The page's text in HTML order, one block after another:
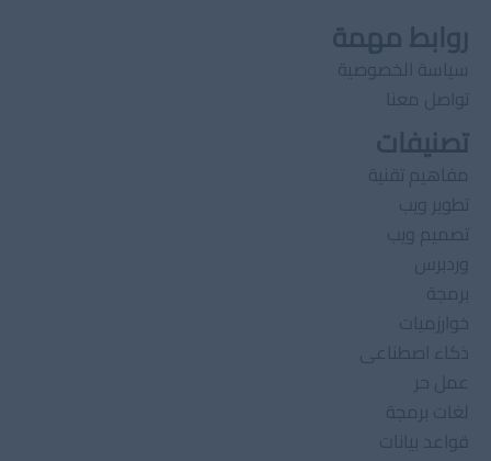
روابط مهمة
سياسة الخصوصية
تواصل معنا
تصنيفات
مفاهيم تقنية
تطوير ويب
تصميم ويب
وردبرس
برمجة
خوارزميات
ذكاء اصطناعى
عمل حر
لغات برمجة
قواعد بيانات